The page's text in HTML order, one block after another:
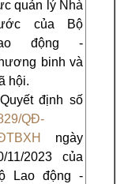
quản lý Nhà
của Bộ
động -
binh và
hội.
định số
QĐ-
ngày
11/2023 của
Lao động -